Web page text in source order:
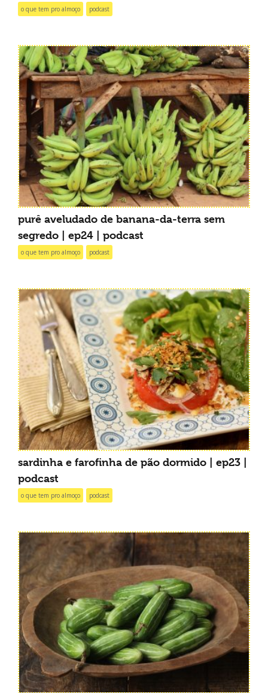
o que tem pro almoço podcast
purê aveludado de banana-da-terra sem
segredo | ep24 | podcast
o que tem pro almoço podcast
sardinha e farofinha de pão dormido | ep23 |
podcast
o que tem pro almoço podcast